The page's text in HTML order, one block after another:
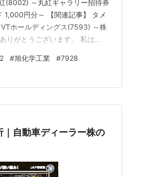
(8002) ～丸紅ギャラリー招待券
1,000円分～ 【関連記事】 タメ
ホールディングス(7593) ～株
りがとうございます。 私は
品が…
#旭化学工業 #7928
自動車ディーラー株の